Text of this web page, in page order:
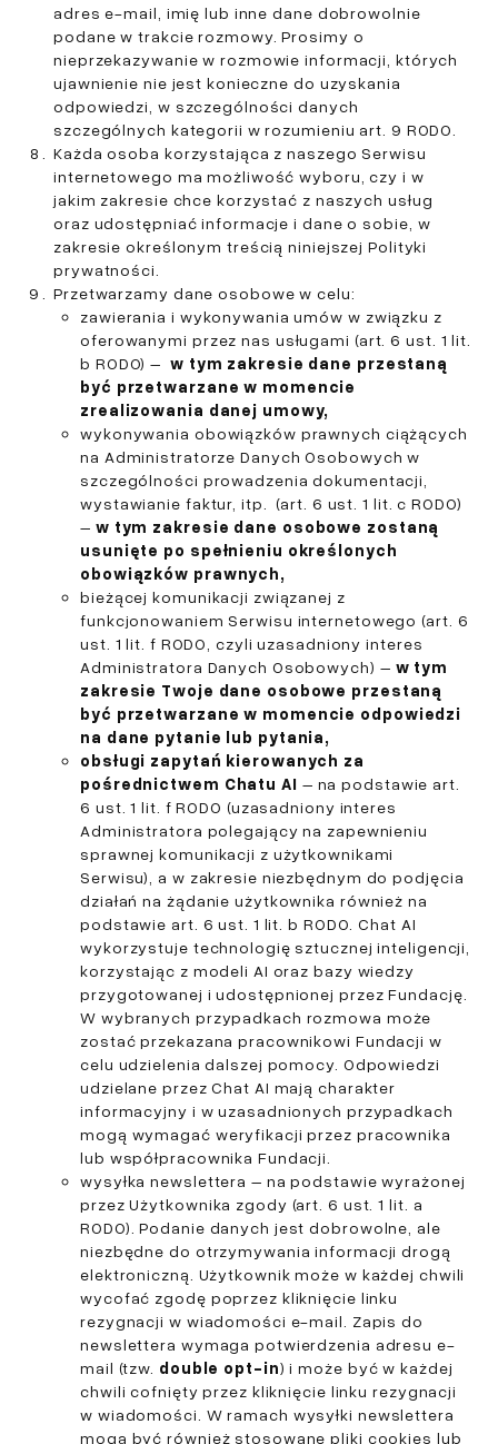
adres e-mail, imię lub inne dane dobrowolnie
podane w trakcie rozmowy. Prosimy o
nieprzekazywanie w rozmowie informacji, których
ujawnienie nie jest konieczne do uzyskania
odpowiedzi, w szczególności danych
szczególnych kategorii w rozumieniu art. 9 RODO.
Każda osoba korzystająca z naszego Serwisu
internetowego ma możliwość wyboru, czy i w
jakim zakresie chce korzystać z naszych usług
oraz udostępniać informacje i dane o sobie, w
zakresie określonym treścią niniejszej Polityki
prywatności.
Przetwarzamy dane osobowe w celu:
zawierania i wykonywania umów w związku z
oferowanymi przez nas usługami (art. 6 ust. 1 lit.
b RODO) – w tym zakresie dane przestaną
być przetwarzane w momencie
zrealizowania danej umowy,
wykonywania obowiązków prawnych ciążących
na Administratorze Danych Osobowych w
szczególności prowadzenia dokumentacji,
wystawianie faktur, itp. (art. 6 ust. 1 lit. c RODO)
– w tym zakresie dane osobowe zostaną
usunięte po spełnieniu określonych
obowiązków prawnych,
bieżącej komunikacji związanej z
funkcjonowaniem Serwisu internetowego (art. 6
ust. 1 lit. f RODO, czyli uzasadniony interes
Administratora Danych Osobowych) – w tym
zakresie Twoje dane osobowe przestaną
być przetwarzane w momencie odpowiedzi
na dane pytanie lub pytania,
obsługi zapytań kierowanych za
pośrednictwem Chatu AI – na podstawie art.
6 ust. 1 lit. f RODO (uzasadniony interes
Administratora polegający na zapewnieniu
sprawnej komunikacji z użytkownikami
Serwisu), a w zakresie niezbędnym do podjęcia
działań na żądanie użytkownika również na
podstawie art. 6 ust. 1 lit. b RODO. Chat AI
wykorzystuje technologię sztucznej inteligencji,
korzystając z modeli AI oraz bazy wiedzy
przygotowanej i udostępnionej przez Fundację.
W wybranych przypadkach rozmowa może
zostać przekazana pracownikowi Fundacji w
celu udzielenia dalszej pomocy. Odpowiedzi
udzielane przez Chat AI mają charakter
informacyjny i w uzasadnionych przypadkach
mogą wymagać weryfikacji przez pracownika
lub współpracownika Fundacji.
wysyłka newslettera – na podstawie wyrażonej
przez Użytkownika zgody (art. 6 ust. 1 lit. a
RODO). Podanie danych jest dobrowolne, ale
niezbędne do otrzymywania informacji drogą
elektroniczną. Użytkownik może w każdej chwili
wycofać zgodę poprzez kliknięcie linku
rezygnacji w wiadomości e-mail. Zapis do
newslettera wymaga potwierdzenia adresu e-
mail (tzw. double opt-in) i może być w każdej
chwili cofnięty przez kliknięcie linku rezygnacji
w wiadomości. W ramach wysyłki newslettera
mogą być również stosowane pliki cookies lub